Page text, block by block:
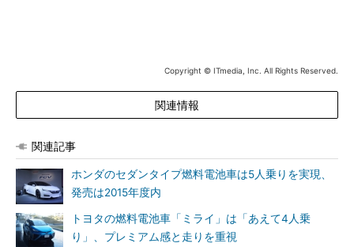
Copyright © ITmedia, Inc. All Rights Reserved.
関連情報
関連記事
ホンダのセダンタイプ燃料電池車は5人乗りを実現、
発売は2015年度内
トヨタの燃料電池車「ミライ」は「あえて4人乗
り」、プレミアム感と走りを重視